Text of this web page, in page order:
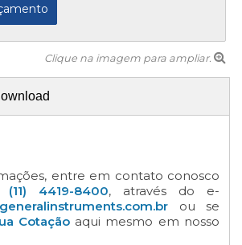
Clique na imagem para ampliar.
entre em contato conosco
(11) 4419-8400, através do e-
ou se
Cotaçãoaqui mesmo em nosso